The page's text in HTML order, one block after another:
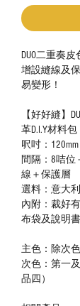
DUO二重奏
增設縫線及
易變形！
【好好縫】
革D.I.Y材料包
呎吋：120mm
間隔：8咭位
線＋保護層
選料：意大
內附：裁好
布袋及說明書
主色：除次
次色：第一
品四）